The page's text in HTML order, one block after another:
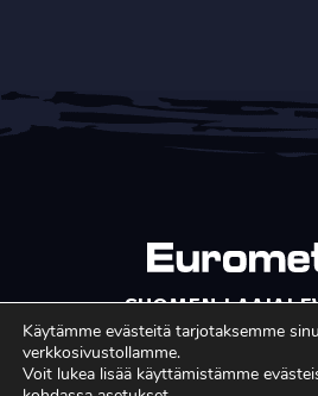
SUOMEN
Copyright © Faktavisa Oy /
Käytämme evästeitä tarjotaksemme
verkkosivustollamme.
Voit lukea lisää käyttämistämme